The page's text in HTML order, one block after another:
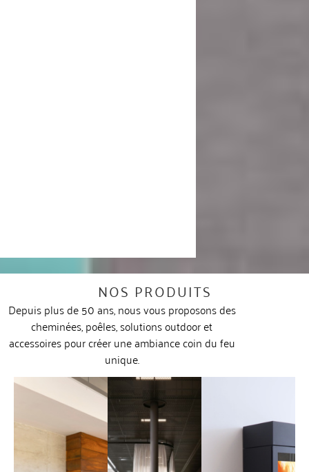
NOS PRODUITS
Depuis plus de 50 ans, nous vous proposons des
cheminées, poêles, solutions outdoor et
accessoires pour créer une ambiance coin du feu
unique.